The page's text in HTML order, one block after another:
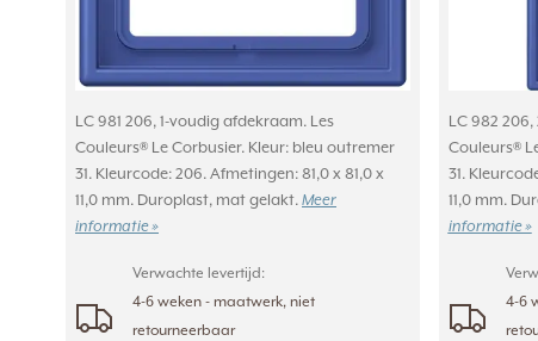
LC 981 206, 1-voudig afdekraam. Les
Couleurs® Le Corbusier. Kleur: bleu outremer
31. Kleurcode: 206. Afmetingen: 81,0 x 81,0 x
11,0 mm. Duroplast, mat gelakt. Meer
informatie »
Verwachte levertijd:
4-6 weken - maatwerk, niet
retourneerbaar
LC 982
Couleurs®
31.
11,0 mm.
informatie »
4-6